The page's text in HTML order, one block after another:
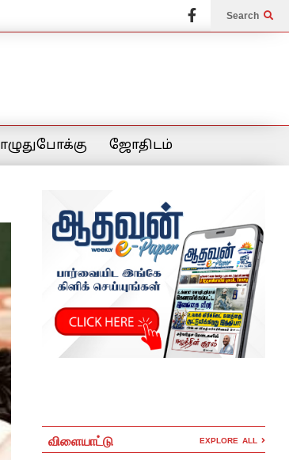
Search
ஜோதிடம்
விளையாட்டு EXPLORE ALL